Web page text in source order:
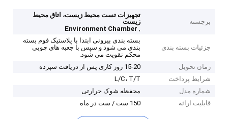
برجسته
تجهیزات تست محیط زیست، اتاق محیط
زیست
,
Environment Chamber
جزئیات بسته بندی
بسته بندی بیرونی ابتدا با پلاستیک فوم بسته
بندی می شود و سپس با جعبه های چوبی
محکم تقویت می شود.
زمان تحویل
15-20 روز کاری پس از دریافت سپرده
شرایط پرداخت
L/C، T/T
شماره مدل
محفظه شوک حرارتی
قابلیت ارائه
150 ست / ست در ماه